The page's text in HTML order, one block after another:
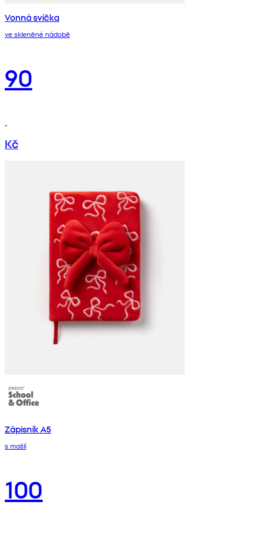
Vonná svíčka
ve skleněné nádobě
90
Kč
Zápisník A5
s mašlí
100